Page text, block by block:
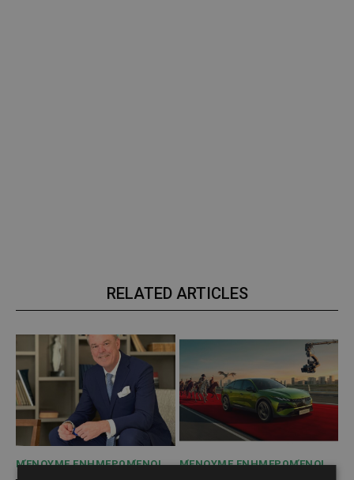
RELATED ARTICLES
ΜΈΝΟΥΜΕ ΕΝΗΜΕΡΩΜΈΝΟΙ ΜΈΝΟΥΜΕ ΕΝΗΜΕΡΩΜΈΝΟΙ